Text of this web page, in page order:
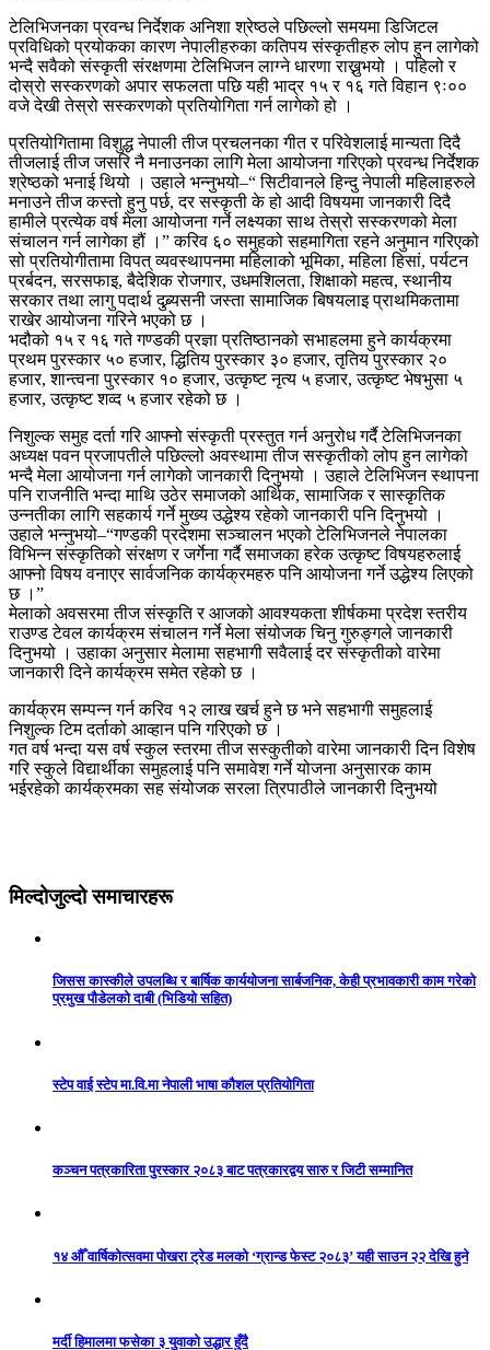
टेलिभिजनका प्रवन्ध निर्देशक अनिशा श्रेष्ठले पछिल्लो समयमा डिजिटल
प्रविधिको प्रयोकका कारण नेपालीहरुका कतिपय संस्कृतीहरु लोप हुन लागेको
भन्दै सवैको संस्कृती संरक्षणमा टेलिभिजन लाग्ने धारणा राख्नुभयो । पहिलो र
दोस्रो सस्करणको अपार सफलता पछि यही भाद्र १५ र १६ गते विहान ९ः००
वजे देखी तेस्रो सस्करणको प्रतियोगिता गर्न लागेको हो ।
प्रतियोगितामा विशुद्ध नेपाली तीज प्रचलनका गीत र परिवेशलाई मान्यता दिदै
तीजलाई तीज जसरि नै मनाउनका लागि मेला आयोजना गरिएको प्रवन्ध निर्देशक
श्रेष्ठको भनाई थियो । उहाले भन्नुभयो–“ सिटीवानले हिन्दु नेपाली महिलाहरुले
मनाउने तीज कस्तो हुनु पर्छ, दर सस्कृती के हो आदी विषयमा जानकारी दिदै
हामीले प्रत्येक वर्ष मेला आयोजना गर्ने लक्ष्यका साथ तेस्रो सस्करणको मेला
संचालन गर्न लागेका हौं ।” करिव ६० समुहको सहमागिता रहने अनुमान गरिएको
सो प्रतियोगीतामा विपत् व्यवस्थापनमा महिलाको भूमिका, महिला हिसां, पर्यटन
प्रर्बदन, सरसफाइ, बैदेशिक रोजगार, उधमशिलता, शिक्षाको महत्व, स्थानीय
सरकार तथा लागु पदार्थ दुब्र्यसनी जस्ता सामाजिक बिषयलाइ प्राथमिकतामा
राखेर आयोजना गरिने भएको छ ।
भदौको १५ र १६ गते गण्डकी प्रज्ञा प्रतिष्ठानको सभाहलमा हुने कार्यक्रमा
प्रथम पुरस्कार ५० हजार, द्धितिय पुरस्कार ३० हजार, तृतिय पुरस्कार २०
हजार, शान्त्वना पुरस्कार १० हजार, उत्कृष्ट नृत्य ५ हजार, उत्कृष्ट भेषभुसा ५
हजार, उत्कृष्ट शव्द ५ हजार रहेको छ ।
निशुल्क समुह दर्ता गरि आफ्नो संस्कृती प्रस्तुत गर्न अनुरोध गर्दै टेलिभिजनका
अध्यक्ष पवन प्रजापतीले पछिल्लो अवस्थामा तीज सस्कृतीको लोप हुन लागेको
भन्दै मेला आयोजना गर्न लागेको जानकारी दिनुभयो । उहाले टेलिभिजन स्थापना
पनि राजनीति भन्दा माथि उठेर समाजको आर्थिक, सामाजिक र सास्कृतिक
उन्नतीका लागि सहकार्य गर्ने मुख्य उद्धेश्य रहेको जानकारी पनि दिनुभयो ।
उहाले भन्नुभयो–“गण्डकी प्रदेशमा सञ्चालन भएको टेलिभिजनले नेपालका
विभिन्न संस्कृतिको संरक्षण र जर्गेना गर्दै समाजका हरेक उत्कृष्ट विषयहरुलाई
आफ्नो विषय वनाएर सार्वजनिक कार्यक्रमहरु पनि आयोजना गर्ने उद्धेश्य लिएको
छ ।”
मेलाको अवसरमा तीज संस्कृति र आजको आवश्यकता शीर्षकमा प्रदेश स्तरीय
राउण्ड टेवल कार्यक्रम संचालन गर्ने मेला संयोजक चिनु गुरुङ्गले जानकारी
दिनुभयो । उहाका अनुसार मेलामा सहभागी सवैलाई दर संस्कृतीको वारेमा
जानकारी दिने कार्यक्रम समेत रहेको छ ।
कार्यक्रम सम्पन्न गर्न करिव १२ लाख खर्च हुने छ भने सहभागी समुहलाई
निशुल्क टिम दर्ताको आव्हान पनि गरिएको छ ।
गत वर्ष भन्दा यस वर्ष स्कुल स्तरमा तीज सस्कुतीको वारेमा जानकारी दिन विशेष
गरि स्कुले विद्यार्थीका समुहलाई पनि समावेश गर्ने योजना अनुसारक काम
भईरहेको कार्यक्रमका सह संयोजक सरला त्रिपाठीले जानकारी दिनुभयो
मिल्दोजुल्दो समाचारहरू
जिसस कास्कीले उपलब्धि र बार्षिक कार्ययोजना सार्बजनिक, केही प्रभावकारी काम गरेको
प्रमुख पौडेलको दाबी (भिडियो सहित)
स्टेप वाई स्टेप मा.वि.मा नेपाली भाषा कौशल प्रतियोगिता
कञ्चन पत्रकारिता पुरस्कार २०८३ बाट पत्रकारद्वय सारु र जिटी सम्मानित
१४ औँ वार्षिकोत्सवमा पोखरा ट्रेड मलको ‘ग्रान्ड फेस्ट २०८३’ यही साउन २२ देखि हुने
मर्दी हिमालमा फसेका ३ युवाको उद्धार हुँदै